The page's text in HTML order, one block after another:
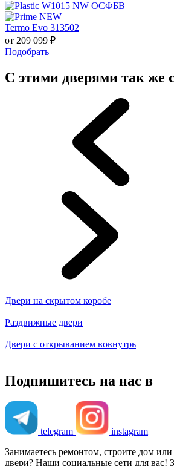
Termo Evo 313502
от 209 099 ₽
Подобрать
С этими дверями так же
Двери на скрытом коробе
Раздвижные двери
Двери с открыванием вовнутрь
Подпишитесь на нас в
telegram
instagram
Занимаетесь ремонтом, строите дом
двери? Наши социальные сети для вас!